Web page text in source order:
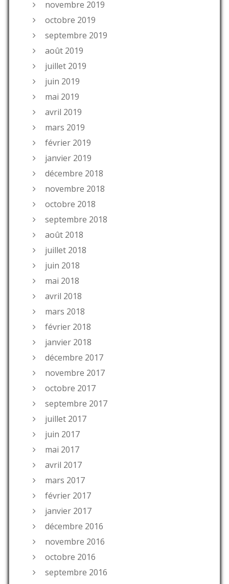
novembre 2019
octobre 2019
septembre 2019
août 2019
juillet 2019
juin 2019
mai 2019
avril 2019
mars 2019
février 2019
janvier 2019
décembre 2018
novembre 2018
octobre 2018
septembre 2018
août 2018
juillet 2018
juin 2018
mai 2018
avril 2018
mars 2018
février 2018
janvier 2018
décembre 2017
novembre 2017
octobre 2017
septembre 2017
juillet 2017
juin 2017
mai 2017
avril 2017
mars 2017
février 2017
janvier 2017
décembre 2016
novembre 2016
octobre 2016
septembre 2016